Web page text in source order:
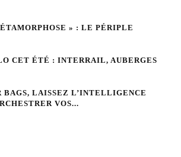
» : LE PÉRIPLE
CET ÉTÉ : INTERRAIL, AUBERGES
BAGS, LAISSEZ L’INTELLIGENCE
VOS...